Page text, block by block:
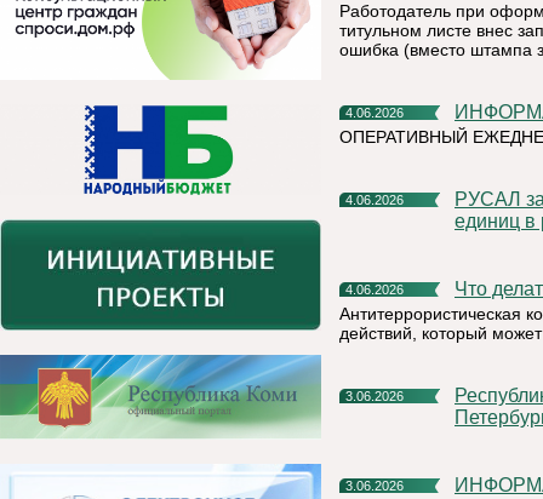
Работодатель при
титульном листе внес
ошибка (вместо штампа
4.06.2026
ОПЕРАТИВНЫЙ
4.06.2026
РУСАЛ заключил крупнейшую сделку по продаже углеродных
единиц в
4.06.2026 Что
Антитеррористическая
действий, который
3.06.2026
Республика Коми представит свой потенциал на XXIX
3.06.2026